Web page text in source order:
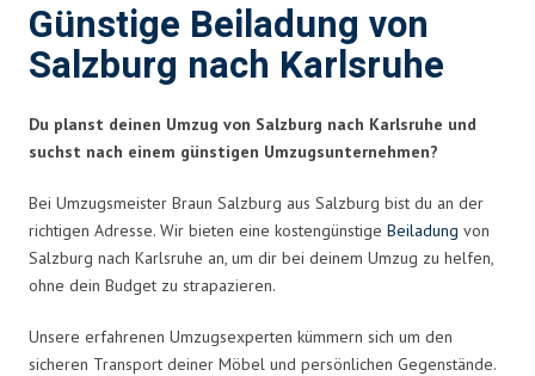
Günstige Beiladung von
Salzburg nach Karlsruhe
Du planst deinen Umzug von Salzburg nach Karlsruhe und
suchst nach einem günstigen Umzugsunternehmen?
Bei Umzugsmeister Braun Salzburg aus Salzburg bist du an der
richtigen Adresse. Wir bieten eine kostengünstige Beiladung von
Salzburg nach Karlsruhe an, um dir bei deinem Umzug zu helfen,
ohne dein Budget zu strapazieren.
Unsere erfahrenen Umzugsexperten kümmern sich um den
sicheren Transport deiner Möbel und persönlichen Gegenstände.